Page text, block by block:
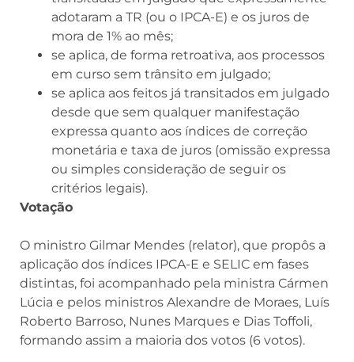
adotaram a TR (ou o IPCA-E) e os juros de
mora de 1% ao mês;
se aplica, de forma retroativa, aos processos
em curso sem trânsito em julgado;
se aplica aos feitos já transitados em julgado
desde que sem qualquer manifestação
expressa quanto aos índices de correção
monetária e taxa de juros (omissão expressa
ou simples consideração de seguir os
critérios legais).
Votação
O ministro Gilmar Mendes (relator), que propôs a
aplicação dos índices IPCA-E e SELIC em fases
distintas, foi acompanhado pela ministra Cármen
Lúcia e pelos ministros Alexandre de Moraes, Luís
Roberto Barroso, Nunes Marques e Dias Toffoli,
formando assim a maioria dos votos (6 votos).